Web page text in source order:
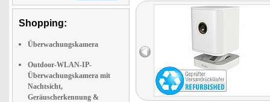
Shopping:
Überwachungskamera
Outdoor-WLAN-IP-
Überwachungskamera mit
Nachtsicht,
Geräuscherkennung &